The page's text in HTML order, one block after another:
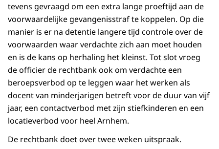
tevens gevraagd om een extra lange proeftijd aan de
voorwaardelijke gevangenisstraf te koppelen. Op die
manier is er na detentie langere tijd controle over de
voorwaarden waar verdachte zich aan moet houden
en is de kans op herhaling het kleinst. Tot slot vroeg
de officier de rechtbank ook om verdachte een
beroepsverbod op te leggen waar het werken als
docent van minderjarigen betreft voor de duur van vijf
jaar, een contactverbod met zijn stiefkinderen en een
locatieverbod voor heel Arnhem.
De rechtbank doet over twee weken uitspraak.